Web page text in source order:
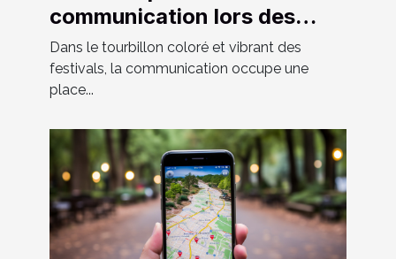
communication lors des
festivals
Dans le tourbillon coloré et vibrant des
festivals, la communication occupe une
place...